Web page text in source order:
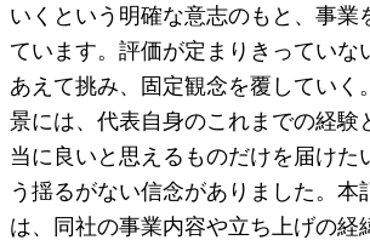
いくという明確な意志のもと、事業
ています。評価が定まりきっていな
あえて挑み、固定観念を覆していく
景には、代表自身のこれまでの経験
当に良いと思えるものだけを届けた
う揺るがない信念がありました。本
は、同社の事業内容や立ち上げの経